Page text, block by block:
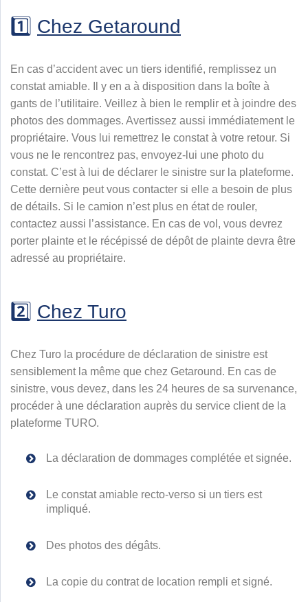
1️⃣ Chez Getaround
En cas d’accident avec un tiers identifié, remplissez un
constat amiable. Il y en a à disposition dans la boîte à
gants de l’utilitaire. Veillez à bien le remplir et à joindre des
photos des dommages. Avertissez aussi immédiatement le
propriétaire. Vous lui remettrez le constat à votre retour. Si
vous ne le rencontrez pas, envoyez-lui une photo du
constat. C’est à lui de déclarer le sinistre sur la plateforme.
Cette dernière peut vous contacter si elle a besoin de plus
de détails. Si le camion n’est plus en état de rouler,
contactez aussi l’assistance. En cas de vol, vous devrez
porter plainte et le récépissé de dépôt de plainte devra être
adressé au propriétaire.
2️⃣ Chez Turo
Chez Turo la procédure de déclaration de sinistre est
sensiblement la même que chez Getaround. En cas de
sinistre, vous devez, dans les 24 heures de sa survenance,
procéder à une déclaration auprès du service client de la
plateforme TURO.
La déclaration de dommages complétée et signée.
Le constat amiable recto-verso si un tiers est
impliqué.
Des photos des dégâts.
La copie du contrat de location rempli et signé.